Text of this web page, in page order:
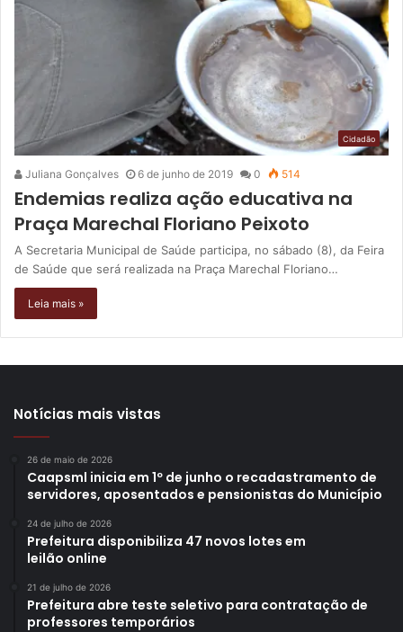
Cidadão
Juliana Gonçalves 6 de junho de 2019 0 514
Endemias realiza ação educativa na
Praça Marechal Floriano Peixoto
A Secretaria Municipal de Saúde participa, no sábado (8), da Feira
de Saúde que será realizada na Praça Marechal Floriano…
Leia mais »
Notícias mais vistas
26 de maio de 2026
Caapsml inicia em 1º de junho o recadastramento de
servidores, aposentados e pensionistas do Município
24 de julho de 2026
Prefeitura disponibiliza 47 novos lotes em
leilão online
21 de julho de 2026
Prefeitura abre teste seletivo para contratação de
professores temporários